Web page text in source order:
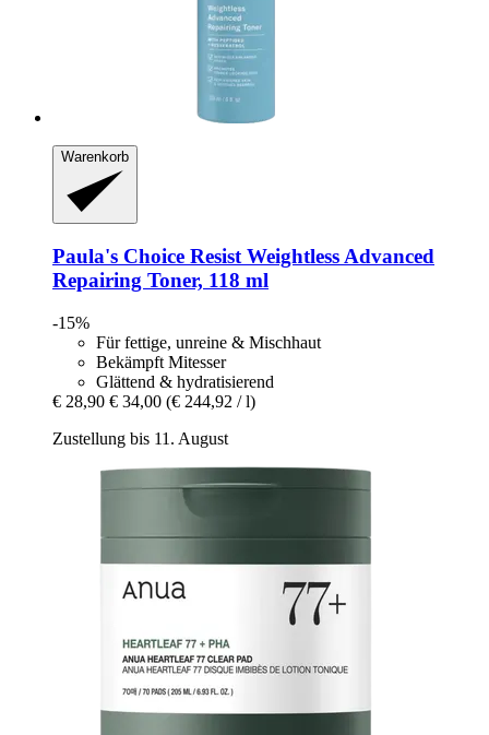
Warenkorb
Paula's Choice Resist Weightless Advanced
Repairing Toner, 118 ml
-15%
Für fettige, unreine & Mischhaut
Bekämpft Mitesser
Glättend & hydratisierend
€ 28,90 € 34,00 (€ 244,92 / l)
Zustellung bis 11. August